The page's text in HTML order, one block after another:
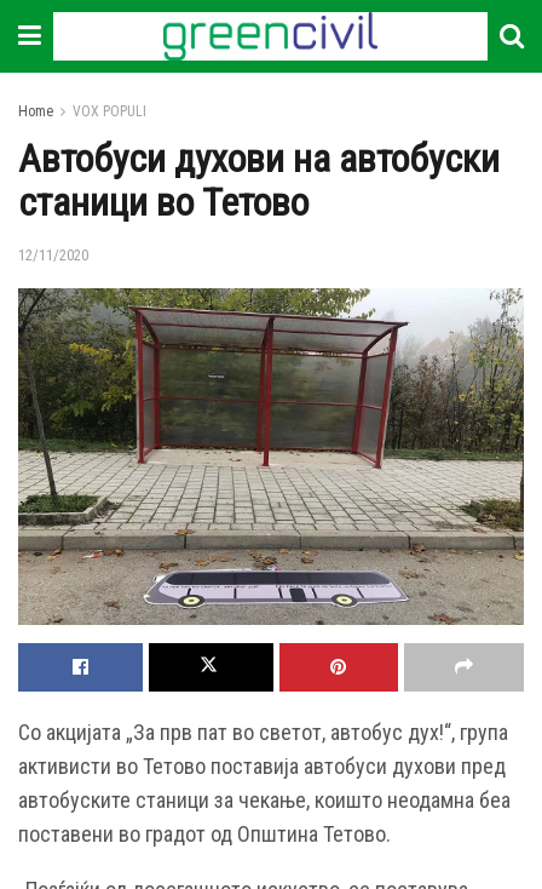
Home VOX POPULI
Автобуси духови на автобуски
станици во Тетово
12/11/2020
Со акцијата „За прв пат во светот, автобус дух!“, група
активисти во Тетово поставија автобуси духови пред
автобуските станици за чекање, коишто неодамна беа
поставени во градот од Општина Тетово.